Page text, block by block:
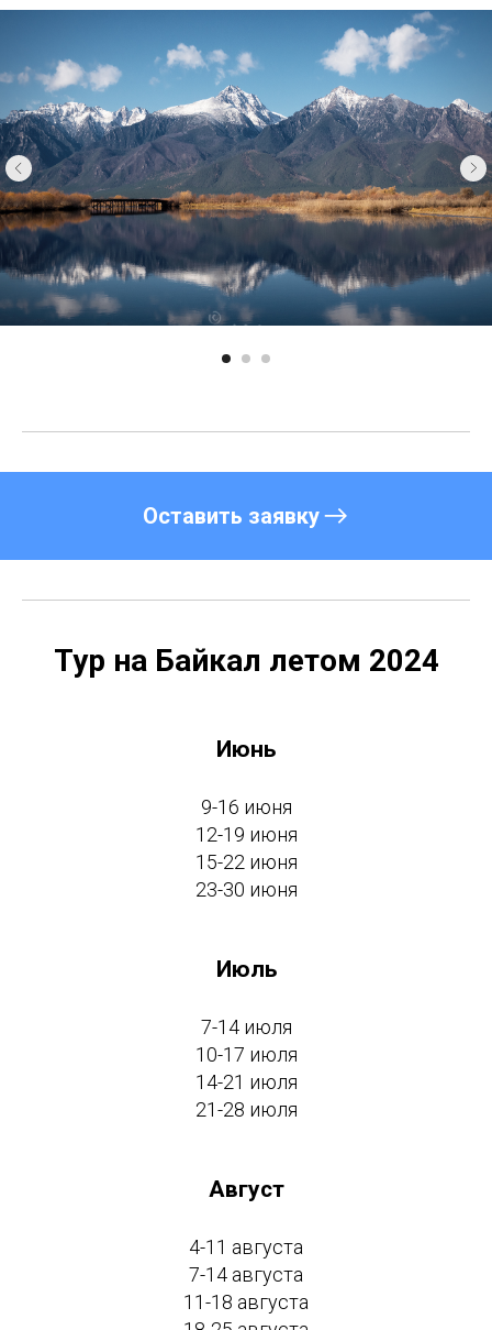
Оставить заявку
Тур на Байкал летом 2024
Июнь
9-16 июня
12-19 июня
15-22 июня
23-30 июня
Июль
7-14 июля
10-17 июля
14-21 июля
21-28 июля
Август
4-11 августа
7-14 августа
11-18 августа